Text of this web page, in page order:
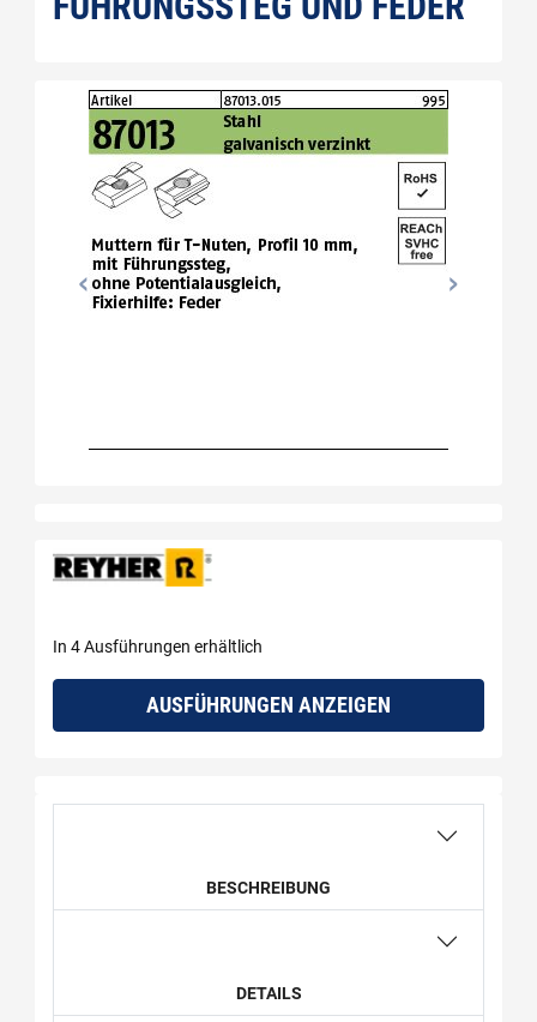
In 4 Ausführungen erhältlich
AUSFÜHRUNGEN ANZEIGEN
BESCHREIBUNG
DETAILS